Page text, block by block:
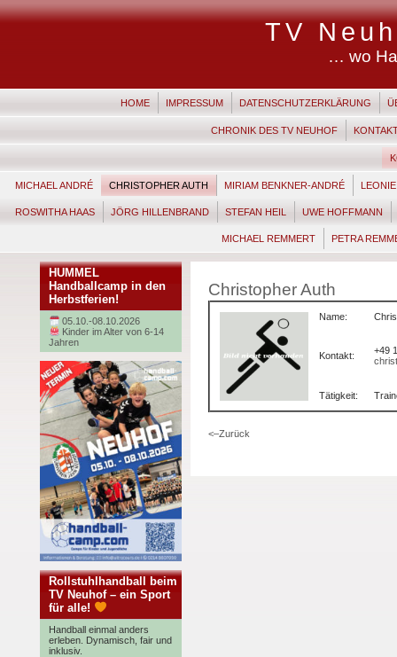
TV
… wo
HOME IMPRESSUM DATENSCHUTZERKLÄRUNG
CHRONIK DES TV NEUHOF
MICHAEL ANDRÉ CHRISTOPHER AUTH MIRIAM BENKNER-ANDRÉ
ROSWITHA HAAS JÖRG HILLENBRAND STEFAN HEIL UWE HOFFMANN
MICHAEL REMMERT PETRA
HUMMEL
Handballcamp in den
Herbstferien!
05.10.-08.10.2026
Kinder im Alter von 6-14
Jahren
Rollstuhlhandball beim
TV Neuhof – ein Sport
für alle!
Handball einmal anders
erleben. Dynamisch, fair und
inklusiv.
Christopher Auth
Name:
Kontakt:
+49
Tätigkeit:
<–Zurück